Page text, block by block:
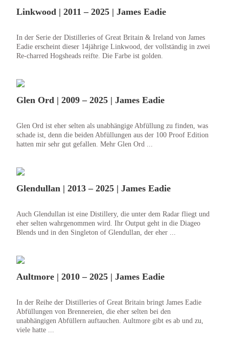
Linkwood | 2011 – 2025 | James Eadie
In der Serie der Distilleries of Great Britain & Ireland von James
Eadie erscheint dieser 14jährige Linkwood, der vollständig in zwei
Re-charred Hogsheads reifte. Die Farbe ist golden.
Glen Ord | 2009 – 2025 | James Eadie
Glen Ord ist eher selten als unabhängige Abfüllung zu finden, was
schade ist, denn die beiden Abfüllungen aus der 100 Proof Edition
hatten mir sehr gut gefallen. Mehr Glen Ord ...
Glendullan | 2013 – 2025 | James Eadie
Auch Glendullan ist eine Distillery, die unter dem Radar fliegt und
eher selten wahrgenommen wird. Ihr Output geht in die Diageo
Blends und in den Singleton of Glendullan, der eher ...
Aultmore | 2010 – 2025 | James Eadie
In der Reihe der Distilleries of Great Britain bringt James Eadie
Abfüllungen von Brennereien, die eher selten bei den
unabhängigen Abfüllern auftauchen. Aultmore gibt es ab und zu,
viele hatte ...